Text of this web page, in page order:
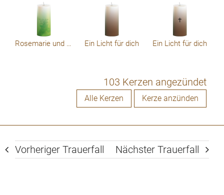
Rosemarie und Franz Sollböck Ein Licht für dich Ein Licht für dich
103 Kerzen angezündet
Alle Kerzen Kerze anzünden
Vorheriger Trauerfall Nächster Trauerfall